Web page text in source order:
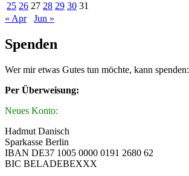
25 26 27 28 29 30 31
« Apr
Jun »
Spenden
Wer mir etwas Gutes tun möchte, kann spenden:
Per Überweisung:
Neues Konto:
Hadmut Danisch
Sparkasse Berlin
IBAN DE37 1005 0000 0191 2680 62
BIC BELADEBEXXX